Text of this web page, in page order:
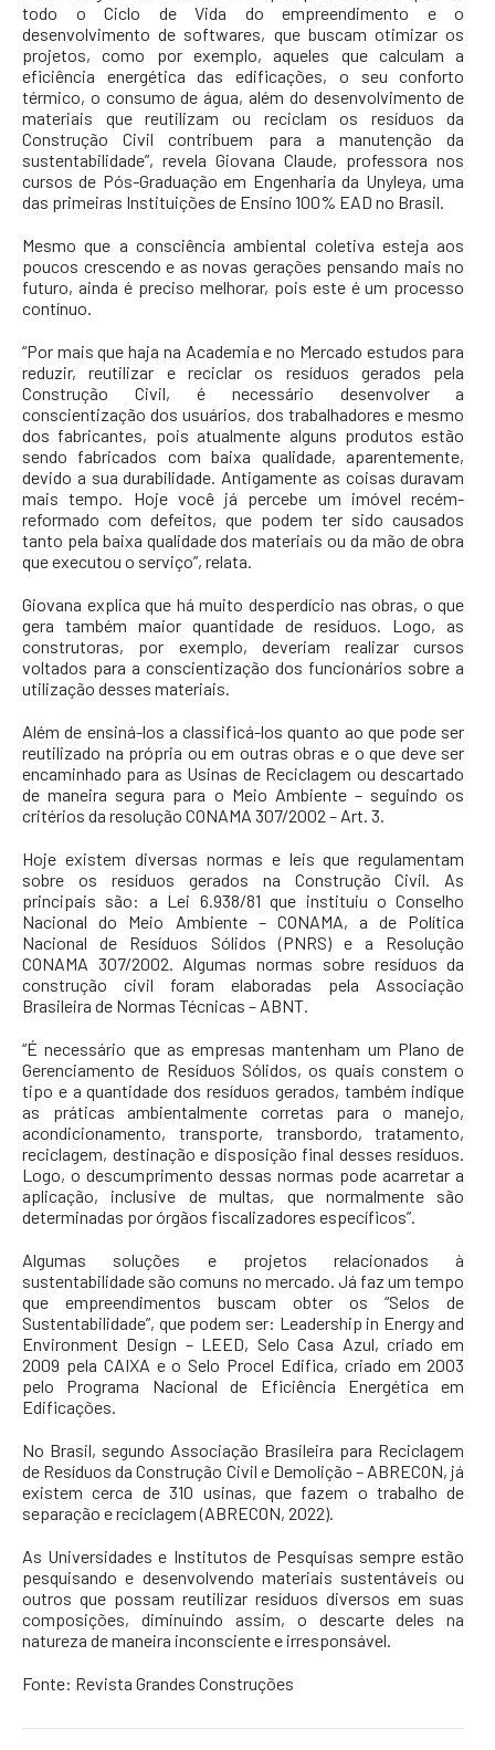
todo o Ciclo de Vida do empreendimento e o
desenvolvimento de softwares, que buscam otimizar os
projetos, como por exemplo, aqueles que calculam a
eficiência energética das edificações, o seu conforto
térmico, o consumo de água, além do desenvolvimento de
materiais que reutilizam ou reciclam os resíduos da
Construção Civil contribuem para a manutenção da
sustentabilidade”, revela Giovana Claude, professora nos
cursos de Pós-Graduação em Engenharia da Unyleya, uma
das primeiras Instituições de Ensino 100% EAD no Brasil.
Mesmo que a consciência ambiental coletiva esteja aos
poucos crescendo e as novas gerações pensando mais no
futuro, ainda é preciso melhorar, pois este é um processo
contínuo.
“Por mais que haja na Academia e no Mercado estudos para
reduzir, reutilizar e reciclar os resíduos gerados pela
Construção Civil, é necessário desenvolver a
conscientização dos usuários, dos trabalhadores e mesmo
dos fabricantes, pois atualmente alguns produtos estão
sendo fabricados com baixa qualidade, aparentemente,
devido a sua durabilidade. Antigamente as coisas duravam
mais tempo. Hoje você já percebe um imóvel recém-
reformado com defeitos, que podem ter sido causados
tanto pela baixa qualidade dos materiais ou da mão de obra
que executou o serviço”, relata.
Giovana explica que há muito desperdício nas obras, o que
gera também maior quantidade de resíduos. Logo, as
construtoras, por exemplo, deveriam realizar cursos
voltados para a conscientização dos funcionários sobre a
utilização desses materiais.
Além de ensiná-los a classificá-los quanto ao que pode ser
reutilizado na própria ou em outras obras e o que deve ser
encaminhado para as Usinas de Reciclagem ou descartado
de maneira segura para o Meio Ambiente – seguindo os
critérios da resolução CONAMA 307/2002 – Art. 3.
Hoje existem diversas normas e leis que regulamentam
sobre os resíduos gerados na Construção Civil. As
principais são: a Lei 6.938/81 que instituiu o Conselho
Nacional do Meio Ambiente – CONAMA, a de Política
Nacional de Resíduos Sólidos (PNRS) e a Resolução
CONAMA 307/2002. Algumas normas sobre resíduos da
construção civil foram elaboradas pela Associação
Brasileira de Normas Técnicas – ABNT.
“É necessário que as empresas mantenham um Plano de
Gerenciamento de Resíduos Sólidos, os quais constem o
tipo e a quantidade dos resíduos gerados, também indique
as práticas ambientalmente corretas para o manejo,
acondicionamento, transporte, transbordo, tratamento,
reciclagem, destinação e disposição final desses resíduos.
Logo, o descumprimento dessas normas pode acarretar a
aplicação, inclusive de multas, que normalmente são
determinadas por órgãos fiscalizadores específicos”.
Algumas soluções e projetos relacionados à
sustentabilidade são comuns no mercado. Já faz um tempo
que empreendimentos buscam obter os “Selos de
Sustentabilidade”, que podem ser: Leadership in Energy and
Environment Design – LEED, Selo Casa Azul, criado em
2009 pela CAIXA e o Selo Procel Edifica, criado em 2003
pelo Programa Nacional de Eficiência Energética em
Edificações.
No Brasil, segundo Associação Brasileira para Reciclagem
de Resíduos da Construção Civil e Demolição – ABRECON, já
existem cerca de 310 usinas, que fazem o trabalho de
separação e reciclagem (ABRECON, 2022).
As Universidades e Institutos de Pesquisas sempre estão
pesquisando e desenvolvendo materiais sustentáveis ou
outros que possam reutilizar resíduos diversos em suas
composições, diminuindo assim, o descarte deles na
natureza de maneira inconsciente e irresponsável.
Fonte: Revista Grandes Construções